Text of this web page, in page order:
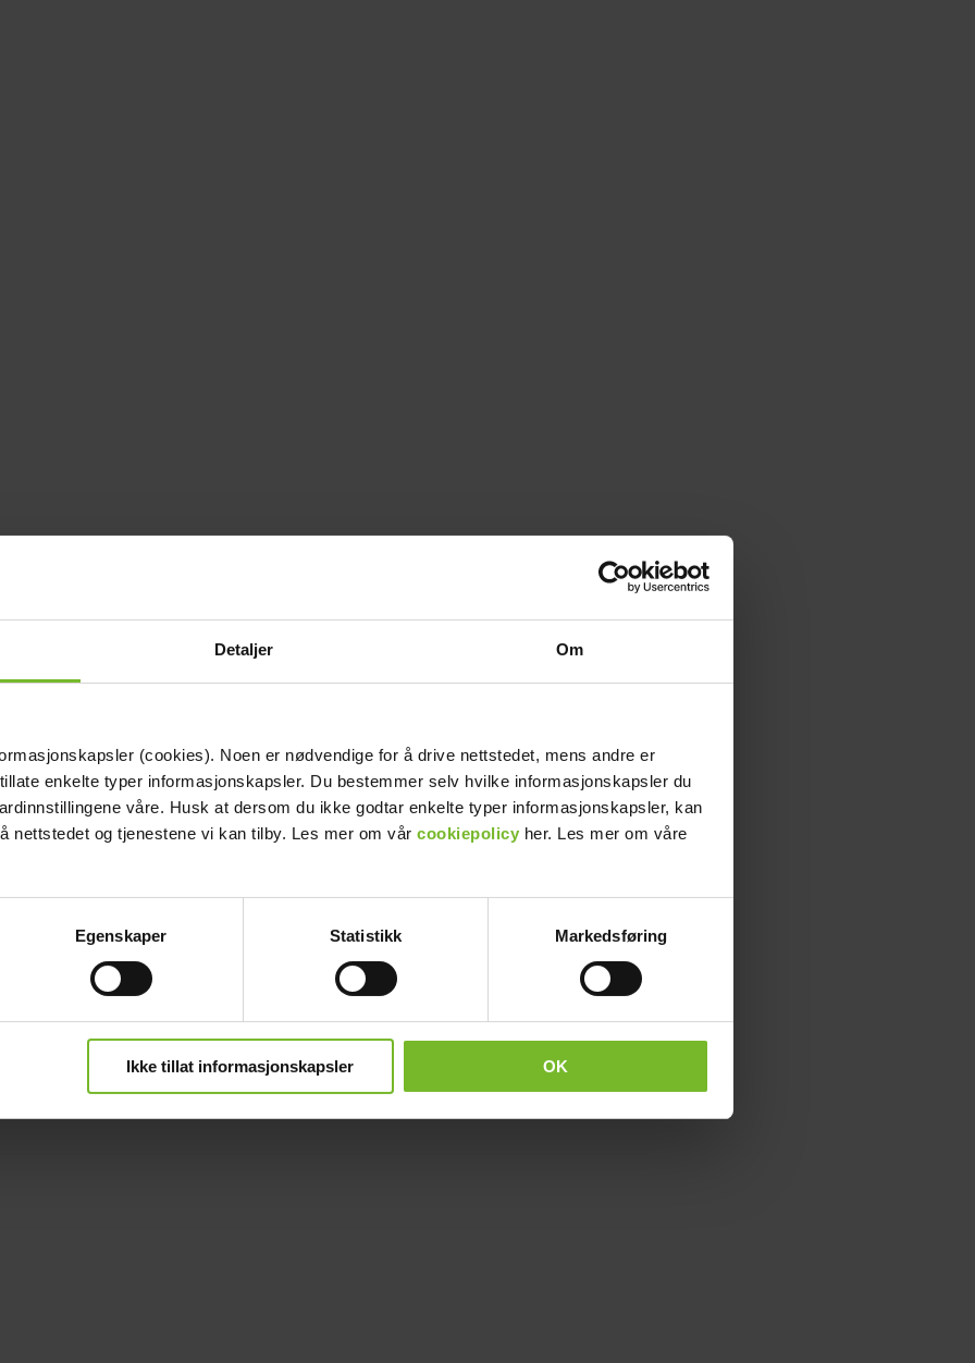
Detaljer Om
(cookies). Noen er nødvendige for å drive nettstedet, mens andre er
enkelte typer informasjonskapsler. Du bestemmer selv hvilke informasjonskapsler du
våre. Husk at dersom du ikke godtar enkelte typer informasjonskapsler, kan
nettstedet og tjenestene vi kan tilby. Les mer om vår cookiepolicy her. Les mer om våre
Egenskaper Statistikk Markedsføring
Ikke tillat informasjonskapsler OK